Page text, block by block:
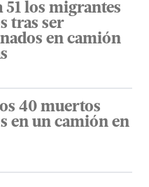
51 los migrantes
tras ser
en camión
40 muertos
en un camión en